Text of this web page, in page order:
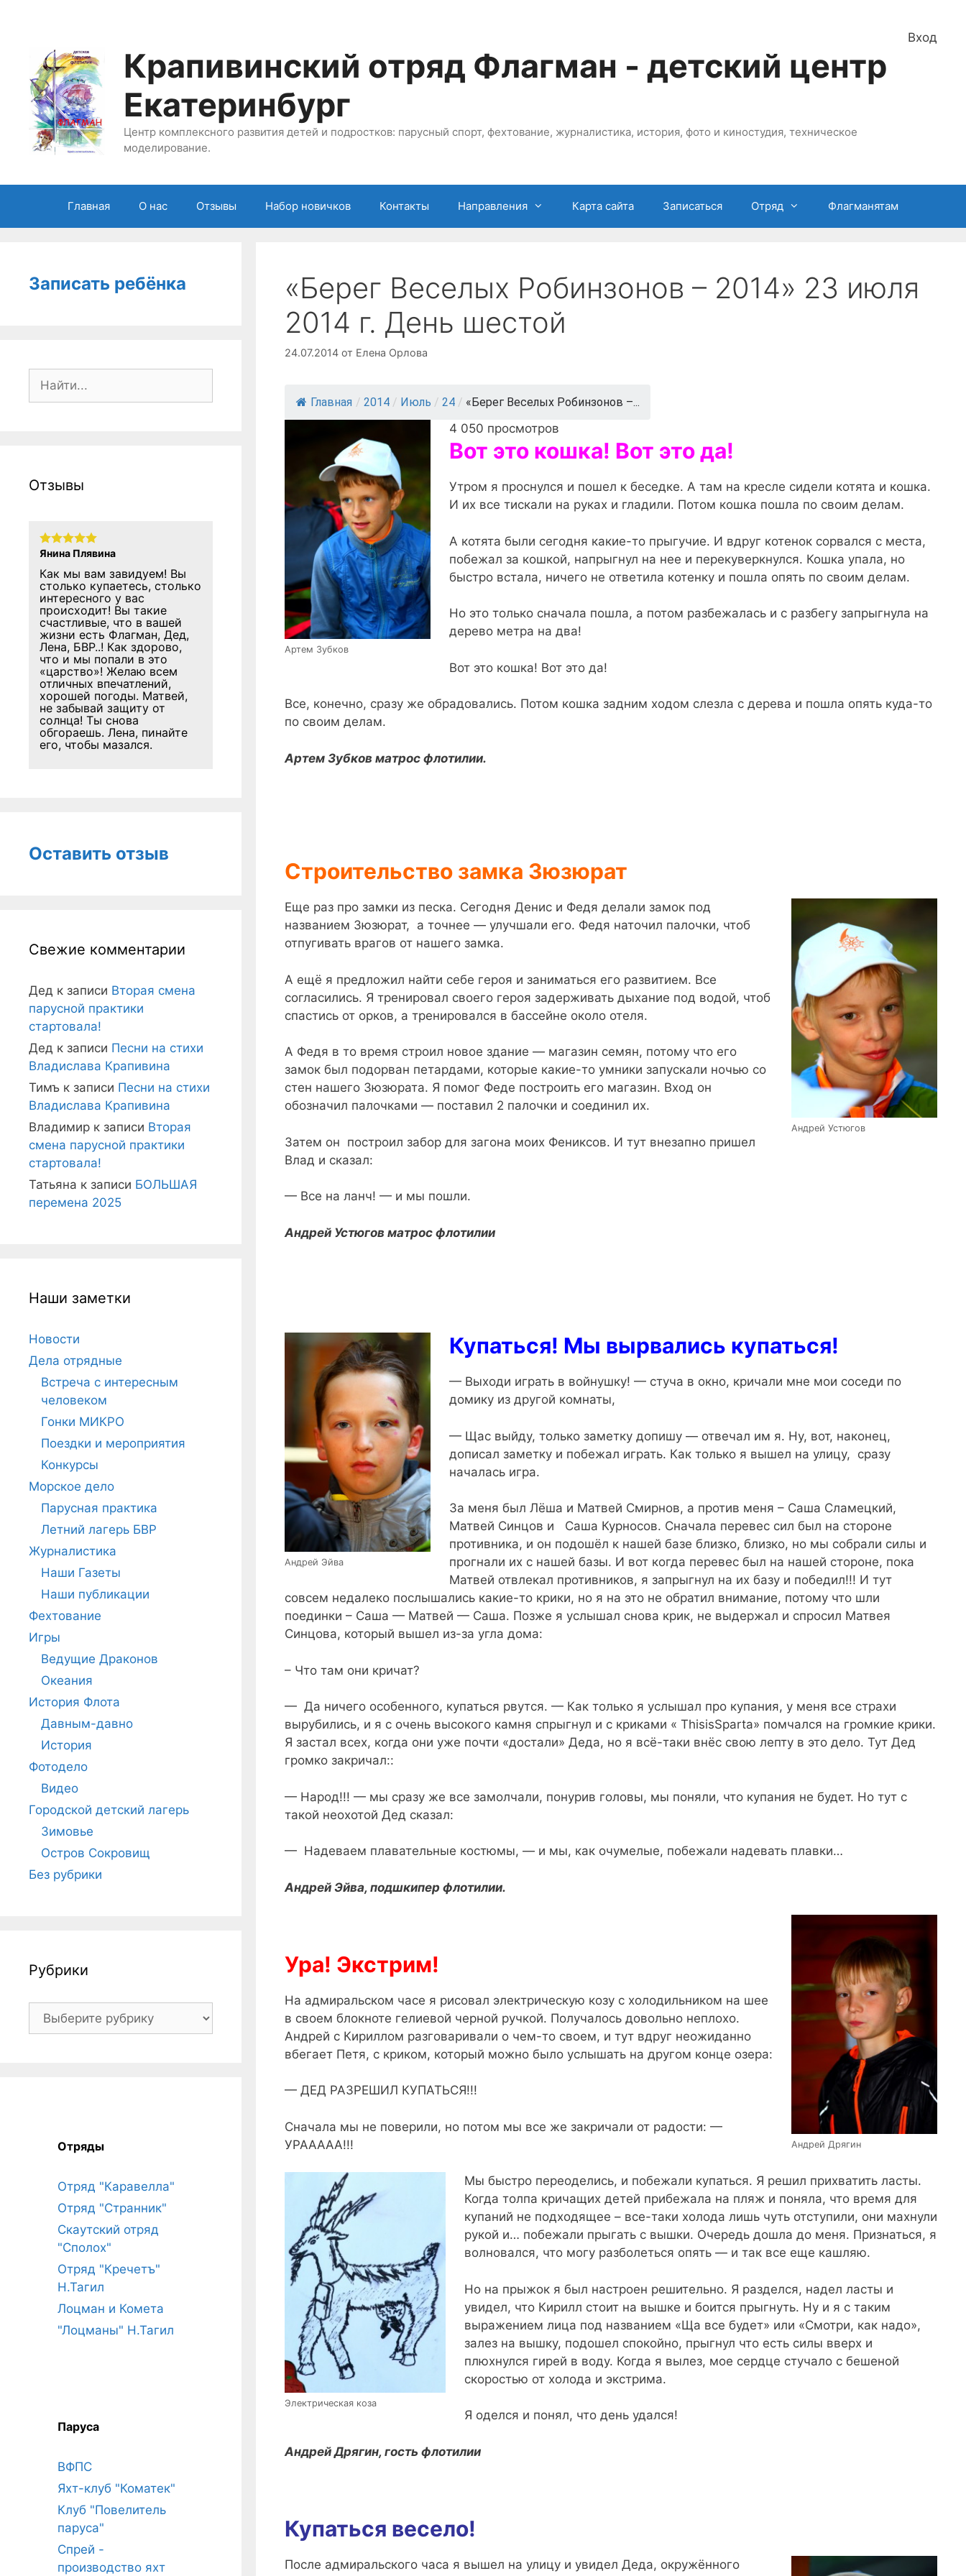
Вход
Крапивинский отряд Флагман - детский центр
Екатеринбург
Центр комплексного развития детей и подростков: парусный спорт, фехтование, журналистика, история, фото и киностудия, техническое
моделирование.
Главная О нас Отзывы Набор новичков Контакты Направления Карта сайта Записаться Отряд Флагманятам
«Берег Веселых Робинзонов – 2014» 23 июля
2014 г. День шестой
24.07.2014 от Елена Орлова
Главная / 2014 / Июль / 24 / «Берег Веселых Робинзонов –...
4 050 просмотров
Артем Зубков
Вот это кошка! Вот это да!
Утром я проснулся и пошел к беседке. А там на кресле сидели котята и кошка.
И их все тискали на руках и гладили. Потом кошка пошла по своим делам.
А котята были сегодня какие-то прыгучие. И вдруг котенок сорвался с места,
побежал за кошкой, напрыгнул на нее и перекуверкнулся. Кошка упала, но
быстро встала, ничего не ответила котенку и пошла опять по своим делам.
Но это только сначала пошла, а потом разбежалась и с разбегу запрыгнула на
дерево метра на два!
Вот это кошка! Вот это да!
Все, конечно, сразу же обрадовались. Потом кошка задним ходом слезла с дерева и пошла опять куда-то
по своим делам.
Артем Зубков матрос флотилии.
Строительство замка Зюзюрат
Андрей Устюгов
Еще раз про замки из песка. Сегодня Денис и Федя делали замок под
названием Зюзюрат, а точнее — улучшали его. Федя наточил палочки, чтоб
отпугивать врагов от нашего замка.
А ещё я предложил найти себе героя и заниматься его развитием. Все
согласились. Я тренировал своего героя задерживать дыхание под водой, чтоб
спастись от орков, а тренировался в бассейне около отеля.
А Федя в то время строил новое здание — магазин семян, потому что его
замок был подорван петардами, которые какие-то умники запускали ночью со
стен нашего Зюзюрата. Я помог Феде построить его магазин. Вход он
обозначил палочками — поставил 2 палочки и соединил их.
Затем он построил забор для загона моих Фениксов. И тут внезапно пришел
Влад и сказал:
— Все на ланч! — и мы пошли.
Андрей Устюгов матрос флотилии
Андрей Эйва
Купаться! Мы вырвались купаться!
— Выходи играть в войнушку! — стуча в окно, кричали мне мои соседи по
домику из другой комнаты,
— Щас выйду, только заметку допишу — отвечал им я. Ну, вот, наконец,
дописал заметку и побежал играть. Как только я вышел на улицу, сразу
началась игра.
За меня был Лёша и Матвей Смирнов, а против меня – Саша Сламецкий,
Матвей Синцов и Саша Курносов. Сначала перевес сил был на стороне
противника, и он подошёл к нашей базе близко, близко, но мы собрали силы и
прогнали их с нашей базы. И вот когда перевес был на нашей стороне, пока
Матвей отвлекал противников, я запрыгнул на их базу и победил!!! И тут
совсем недалеко послышались какие-то крики, но я на это не обратил внимание, потому что шли
поединки – Саша — Матвей — Саша. Позже я услышал снова крик, не выдержал и спросил Матвея
Синцова, который вышел из-за угла дома:
– Что там они кричат?
— Да ничего особенного, купаться рвутся. — Как только я услышал про купания, у меня все страхи
вырубились, и я с очень высокого камня спрыгнул и с криками « ThisisSparta» помчался на громкие крики.
Я застал всех, когда они уже почти «достали» Деда, но я всё-таки внёс свою лепту в это дело. Тут Дед
громко закричал::
— Народ!!! — мы сразу же все замолчали, понурив головы, мы поняли, что купания не будет. Но тут с
такой неохотой Дед сказал:
— Надеваем плавательные костюмы, — и мы, как очумелые, побежали надевать плавки…
Андрей Эйва, подшкипер флотилии.
Андрей Дрягин
Ура! Экстрим!
На адмиральском часе я рисовал электрическую козу с холодильником на шее
в своем блокноте гелиевой черной ручкой. Получалось довольно неплохо.
Андрей с Кириллом разговаривали о чем-то своем, и тут вдруг неожиданно
вбегает Петя, с криком, который можно было услышать на другом конце озера:
— ДЕД РАЗРЕШИЛ КУПАТЬСЯ!!!
Сначала мы не поверили, но потом мы все же закричали от радости: —
УРААААА!!!
Электрическая коза
Мы быстро переоделись, и побежали купаться. Я решил прихватить ласты.
Когда толпа кричащих детей прибежала на пляж и поняла, что время для
купаний не подходящее – все-таки холода лишь чуть отступили, они махнули
рукой и… побежали прыгать с вышки. Очередь дошла до меня. Признаться, я
волновался, что могу разболеться опять — и так все еще кашляю.
Но на прыжок я был настроен решительно. Я разделся, надел ласты и
увидел, что Кирилл стоит на вышке и боится прыгнуть. Ну и я с таким
выражением лица под названием «Ща все будет» или «Смотри, как надо»,
залез на вышку, подошел спокойно, прыгнул что есть силы вверх и
плюхнулся гирей в воду. Когда я вылез, мое сердце стучало с бешеной
скоростью от холода и экстрима.
Я оделся и понял, что день удался!
Андрей Дрягин, гость флотилии
Купаться весело!
После адмиральского часа я вышел на улицу и увидел Деда, окружённого
Записать ребёнка
Поиск:
Отзывы
Янина Плявина
Как мы вам завидуем! Вы
столько купаетесь, столько
интересного у вас
происходит! Вы такие
счастливые, что в вашей
жизни есть Флагман, Дед,
Лена, БВР..! Как здорово,
что и мы попали в это
«царство»! Желаю всем
отличных впечатлений,
хорошей погоды. Матвей,
не забывай защиту от
солнца! Ты снова
обгораешь. Лена, пинайте
его, чтобы мазался.
Оставить отзыв
Свежие комментарии
Дед к записи Вторая смена
парусной практики
стартовала!
Дед к записи Песни на стихи
Владислава Крапивина
Тимъ к записи Песни на стихи
Владислава Крапивина
Владимир к записи Вторая
смена парусной практики
стартовала!
Татьяна к записи БОЛЬШАЯ
перемена 2025
Наши заметки
Новости
Дела отрядные
Встреча с интересным
человеком
Гонки МИКРО
Поездки и мероприятия
Конкурсы
Морское дело
Парусная практика
Летний лагерь БВР
Журналистика
Наши Газеты
Наши публикации
Фехтование
Игры
Ведущие Драконов
Океания
История Флота
Давным-давно
История
Фотодело
Видео
Городской детский лагерь
Зимовье
Остров Сокровищ
Без рубрики
Рубрики
Рубрики
Отряды
Отряд "Каравелла"
Отряд "Странник"
Скаутский отряд
"Сполох"
Отряд "Кречетъ"
Н.Тагил
Лоцман и Комета
"Лоцманы" Н.Тагил
Паруса
ВФПС
Яхт-клуб "Коматек"
Клуб "Повелитель
паруса"
Спрей -
производство яхт